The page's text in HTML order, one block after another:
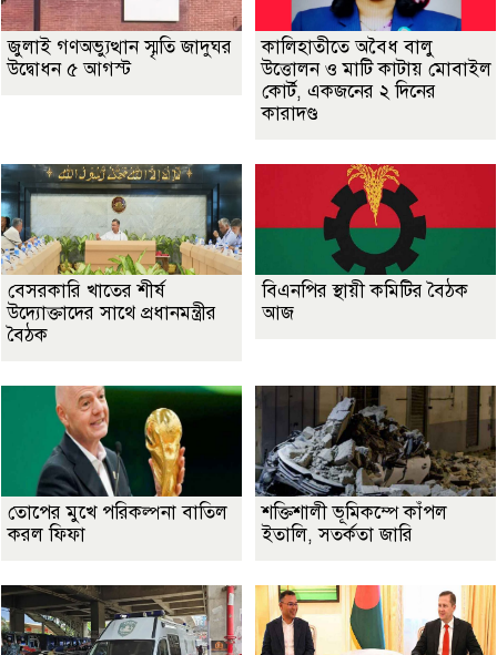
জুলাই গণঅভ্যুত্থান স্মৃতি জাদুঘর
উদ্বোধন ৫ আগস্ট
কালিহাতীতে অবৈধ বালু
উত্তোলন ও মাটি কাটায় মোবাইল
কোর্ট, একজনের ২ দিনের
কারাদণ্ড
বেসরকারি খাতের শীর্ষ
উদ্যোক্তাদের সাথে প্রধানমন্ত্রীর
বৈঠক
বিএনপির স্থায়ী কমিটির বৈঠক
আজ
তোপের মুখে পরিকল্পনা বাতিল
করল ফিফা
শক্তিশালী ভূমিকম্পে কাঁপল
ইতালি, সতর্কতা জারি